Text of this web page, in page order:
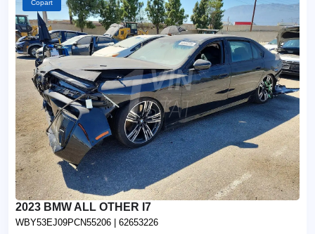
Copart
2023 BMW ALL OTHER I7
WBY53EJ09PCN55206 | 62653226